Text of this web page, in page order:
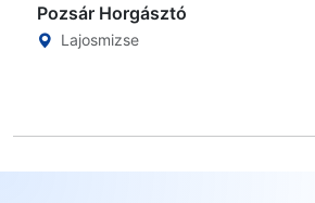
Pozsár Horgásztó
Lajosmizse